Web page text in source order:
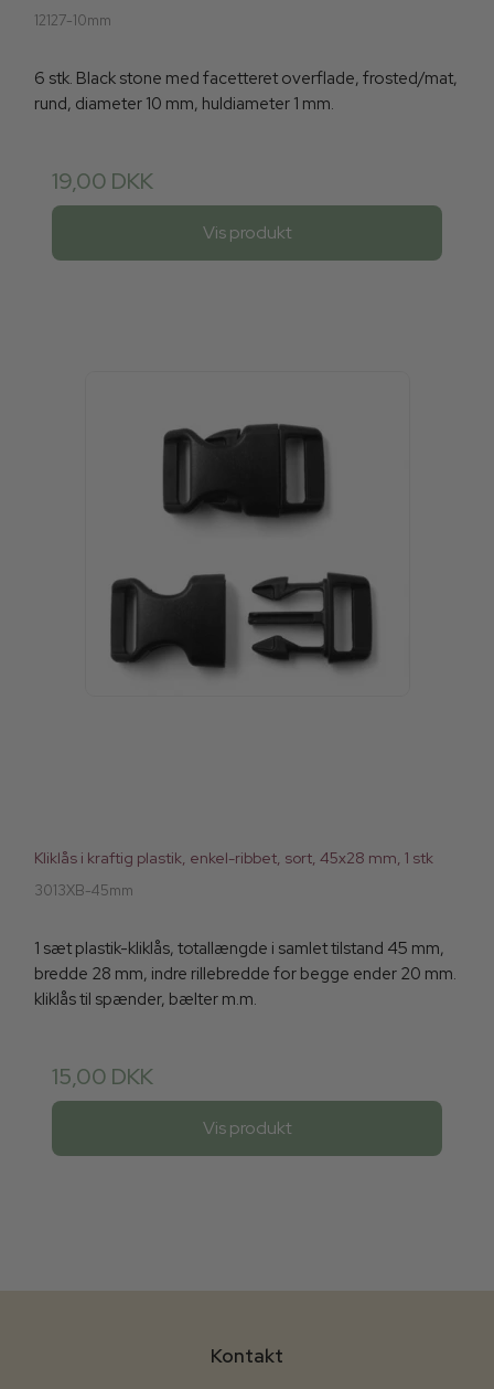
12127-10mm
6 stk. Black stone med facetteret overflade, frosted/mat,
rund, diameter 10 mm, huldiameter 1 mm.
19,00 DKK
Vis produkt
Kliklås i kraftig plastik, enkel-ribbet, sort, 45x28 mm, 1 stk
3013XB-45mm
1 sæt plastik-kliklås, totallængde i samlet tilstand 45 mm,
bredde 28 mm, indre rillebredde for begge ender 20 mm.
kliklås til spænder, bælter m.m.
15,00 DKK
Vis produkt
Kontakt